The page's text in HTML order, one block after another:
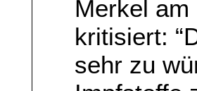
Merkel
kritisiert:
sehr zu